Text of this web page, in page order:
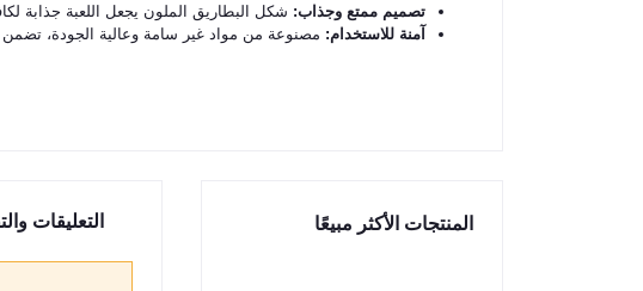
تصميم ممتع وجذاب: شكل البطاريق الملون يجعل اللعبة جذابة
آمنة للاستخدام: مصنوعة من مواد غير سامة وعالية الجودة، تضمن
المنتجات الأكثر مبيعًا التعليقات